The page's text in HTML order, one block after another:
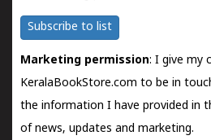
Subscribe to list
Marketing permission: I give my
KeralaBookStore.com to be in
the information I have provided in
of news, updates and marketing.